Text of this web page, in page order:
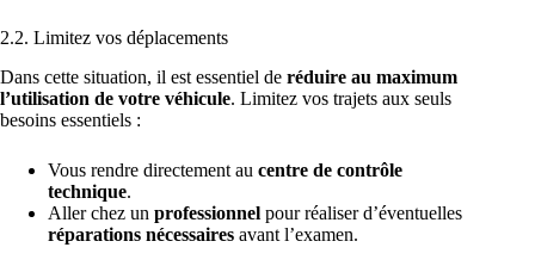
2.2. Limitez vos déplacements
Dans cette situation, il est essentiel de réduire au maximum
l’utilisation de votre véhicule. Limitez vos trajets aux seuls
besoins essentiels :
Vous rendre directement au centre de contrôle
technique.
Aller chez un professionnel pour réaliser d’éventuelles
réparations nécessaires avant l’examen.